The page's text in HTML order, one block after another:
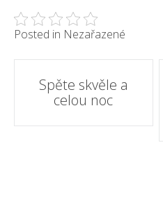
Posted in Nezařazené
Post
navigation
Spěte skvěle a
celou noc